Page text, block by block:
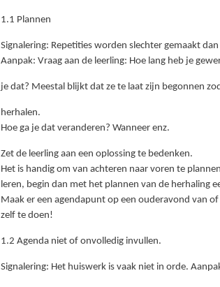
1.1 Plannen
Signalering: Repetities worden slechter gemaakt
Aanpak: Vraag aan de leerling: Hoe lang heb je
je dat? Meestal blijkt dat ze te laat zijn begonnen
herhalen.
Hoe ga je dat veranderen? Wanneer enz.
Zet de leerling aan een oplossing te bedenken.
Het is handig om van achteren naar voren te
leren, begin dan met het plannen van de herhaling
Maak er een agendapunt op een ouderavond van
zelf te doen!
1.2 Agenda niet of onvolledig invullen.
Signalering: Het huiswerk is vaak niet in orde.